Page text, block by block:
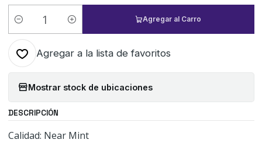
Cantidad
Agregar al Carro
Agregar a la lista de favoritos
Mostrar stock de ubicaciones
DESCRIPCIÓN
Calidad: Near Mint